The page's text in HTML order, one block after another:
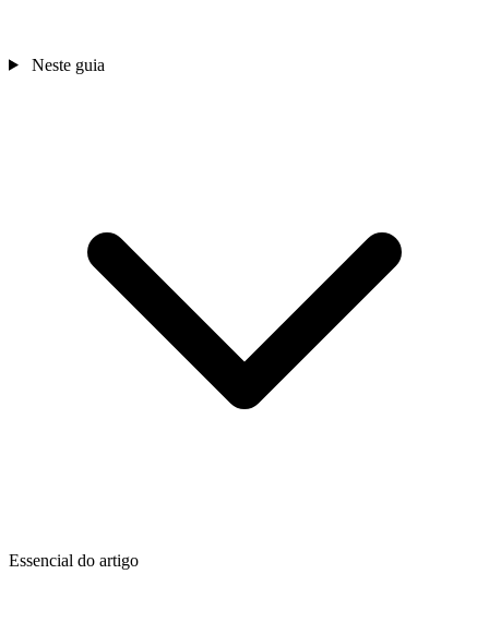
Neste guia
Essencial do artigo